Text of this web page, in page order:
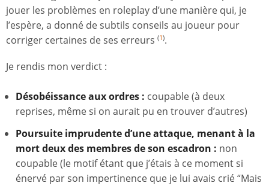
jouer les problèmes en roleplay d’une manière qui, je
l’espère, a donné de subtils conseils au joueur pour
corriger certaines de ses erreurs (1).
Je rendis mon verdict :
Désobéissance aux ordres : coupable (à deux
reprises, même si on aurait pu en trouver d’autres)
Poursuite imprudente d’une attaque, menant à la
mort deux des membres de son escadron : non
coupable (le motif étant que j’étais à ce moment si
énervé par son impertinence que je lui avais crié “Mais